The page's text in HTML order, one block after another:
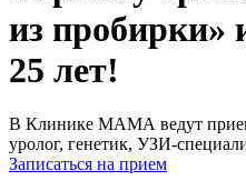
из пробирки»
25 лет!
В Клинике МАМА ведут
уролог, генетик, УЗИ-
Записаться на прием